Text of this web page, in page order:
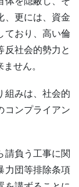
、更には、資金
ており、高い倫
反社会的勢力と
せん。
組みは、社会的
コンプライアン
請負う工事に関
力団等排除条項